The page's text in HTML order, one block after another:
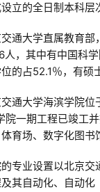
立的全日制本科层
大学直属教育部，
人，其中有中国科
的占52.1％，有硕
大学海滨学院位
院一期工程已竣工
育场、数字化图书
业设置以北京交通
其自动化、自动